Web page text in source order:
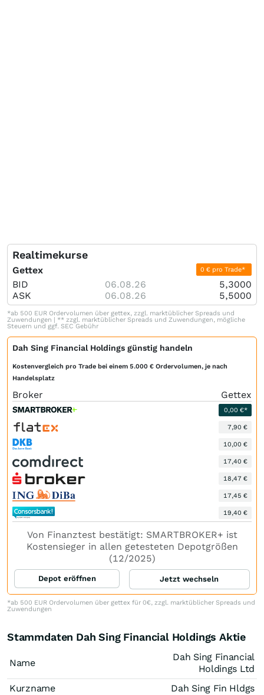
Realtimekurse
Gettex 0 € pro Trade*
BID 06.08.26
5,3000
ASK
06.08.26 5,5000
*ab 500 EUR Ordervolumen über gettex, zzgl. marktüblicher Spreads und
Zuwendungen | ** zzgl. marktüblicher Spreads und Zuwendungen, mögliche
Steuern und ggf. SEC Gebühr
Dah Sing Financial Holdings günstig handeln
Kostenvergleich pro Trade bei einem 5.000 € Ordervolumen, je nach
Handelsplatz
Broker Gettex
0,00 €*
7,90 €
10,00 €
17,40 €
18,47 €
17,45 €
19,40 €
Von Finanztest bestätigt: SMARTBROKER+ ist
Kostensieger in allen getesteten Depotgrößen
(12/2025)
Depot eröffnen Jetzt wechseln
*ab 500 EUR Ordervolumen über gettex für 0€, zzgl. marktüblicher Spreads und
Zuwendungen
Stammdaten Dah Sing Financial Holdings Aktie
Name
Dah Sing Financial
Holdings Ltd
Kurzname
Dah Sing Fin Hldgs